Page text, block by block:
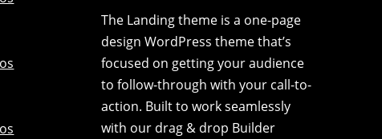
The Landing theme is a one-page
design WordPress theme that’s
focused on getting your audience
to follow-through with your call-to-
action. Built to work seamlessly
with our drag & drop Builder